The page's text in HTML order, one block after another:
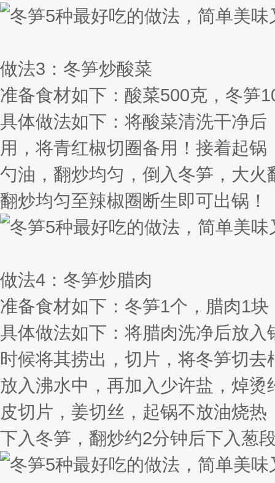
做法3：冬笋炒酸菜
准备食材如下：酸菜500克，冬笋
具体做法如下：将酸菜清洗干净
用，将青红椒切圈备用！接着起
勺油，翻炒均匀，倒入冬笋，大
翻炒均匀至辣椒圈断生即可出锅！
做法4：冬笋炒腊肉
准备食材如下：冬笋1个，腊肉1
具体做法如下：将腊肉洗净后放
时候将其捞出，切片，将冬笋切
放入沸水中，再加入少许盐，焯
皮切片，姜切丝，起锅不放油烧
下入冬笋，翻炒约2分钟后下入葱